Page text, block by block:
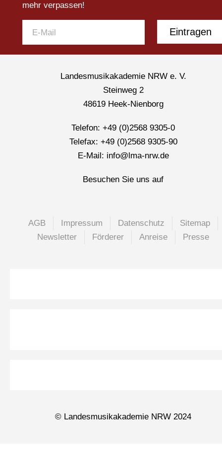
mehr verpassen!
Eintragen
Landesmusikakademie NRW e. V.
Steinweg 2
48619 Heek-Nienborg
Telefon: +49 (0)2568 9305-0
Telefax: +49 (0)2568 9305-90
E-Mail: info@lma-nrw.de
Besuchen Sie uns auf
AGB Impressum Datenschutz
Sitemap
Newsletter
Förderer Anreise Presse
© Landesmusikakademie NRW 2024